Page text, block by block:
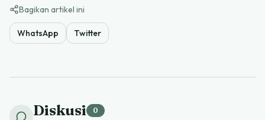
Bagikan artikel ini
WhatsApp Twitter
Diskusi 0